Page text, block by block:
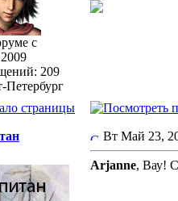
с
209
Петербург
страницы
Вт Май 23,
Arjanne, Вау!